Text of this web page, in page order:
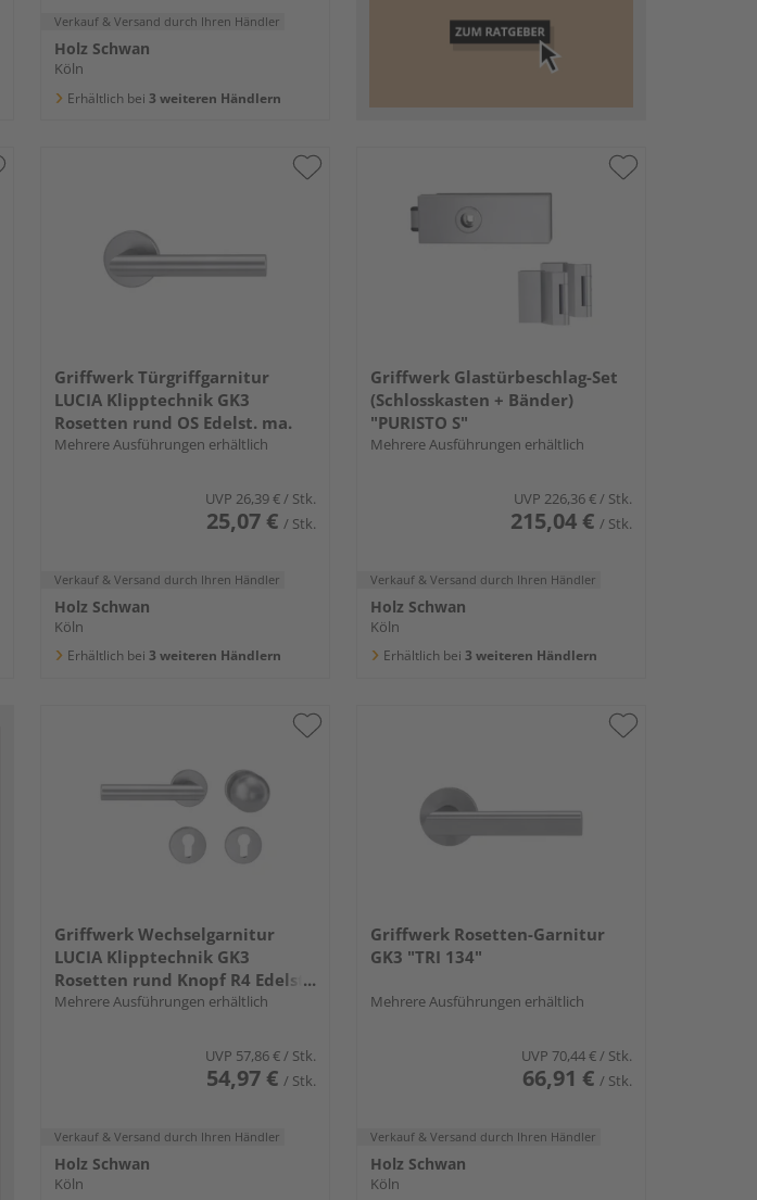
Verkauf & Versand durch Ihren Händler
Holz Schwan
Köln
Erhältlich bei 3 weiteren Händlern
Griffwerk Türgriffgarnitur
LUCIA Klipptechnik GK3
Rosetten rund OS Edelst. ma.
Mehrere Ausführungen erhältlich
UVP 26,39 €/ Stk.
25,07 € / Stk.
Verkauf & Versand durch Ihren Händler
Holz Schwan
Köln
Erhältlich bei 3 weiteren Händlern
Griffwerk Glastürbeschlag-Set
(Schlosskasten + Bänder)
"PURISTO S"
Mehrere Ausführungen erhältlich
UVP 226,36 €/ Stk.
215,04 € / Stk.
Verkauf & Versand durch Ihren Händler
Holz Schwan
Köln
Erhältlich bei 3 weiteren Händlern
Griffwerk Wechselgarnitur
LUCIA Klipptechnik GK3
Rosetten rund Knopf R4 Edelst.
ma. L
Mehrere Ausführungen erhältlich
UVP 57,86 €/ Stk.
54,97 € / Stk.
Verkauf & Versand durch Ihren Händler
Holz Schwan
Köln
Griffwerk Rosetten-Garnitur
GK3 "TRI 134"
Mehrere Ausführungen erhältlich
UVP 70,44 €/ Stk.
66,91 € / Stk.
Verkauf & Versand durch Ihren Händler
Holz Schwan
Köln